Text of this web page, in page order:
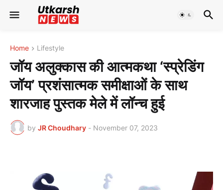
Home Lifestyle
जॉय अलुक्कास की आत्मकथा ‘स्प्रेडिंग
जॉय’ प्रशंसात्मक समीक्षाओं के साथ
शारजाह पुस्तक मेले में लॉन्च हुई
by JR Choudhary - November 07, 2023